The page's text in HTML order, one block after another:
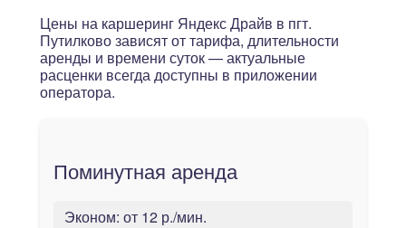
Цены на каршеринг Яндекс Драйв в пгт.
Путилково зависят от тарифа, длительности
аренды и времени суток — актуальные
расценки всегда доступны в приложении
оператора.
Поминутная аренда
Эконом: от 12 р./мин.